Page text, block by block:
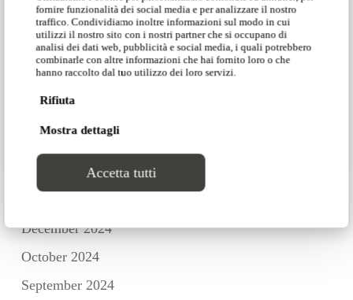
fornire funzionalità dei social media e per analizzare il nostro
traffico. Condividiamo inoltre informazioni sul modo in cui
utilizzi il nostro sito con i nostri partner che si occupano di
analisi dei dati web, pubblicità e social media, i quali potrebbero
combinarle con altre informazioni che hai fornito loro o che
hanno raccolto dal tuo utilizzo dei loro servizi.
Rifiuta
Mostra dettagli
Accetta tutti
July 2025
June 2025
February 2025
December 2024
October 2024
September 2024